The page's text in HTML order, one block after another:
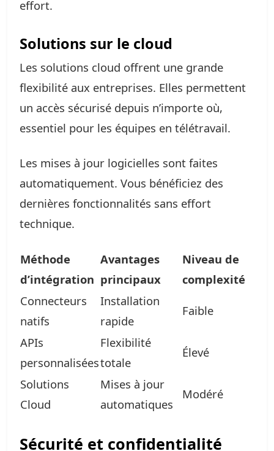
effort.
Solutions sur le cloud
Les solutions cloud offrent une grande
flexibilité aux entreprises. Elles permettent
un accès sécurisé depuis n’importe où,
essentiel pour les équipes en télétravail.
Les mises à jour logicielles sont faites
automatiquement. Vous bénéficiez des
dernières fonctionnalités sans effort
technique.
Méthode
d’intégration
Avantages
principaux
Niveau de
complexité
Connecteurs
natifs
Installation
rapide
Faible
APIs
personnalisées
Flexibilité
totale
Élevé
Solutions
Cloud
Mises à jour
automatiques
Modéré
Sécurité et confidentialité